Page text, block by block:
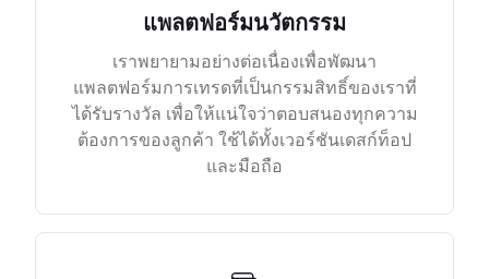
แพลตฟอร์มนวัตกรรม
เราพยายามอย่างต่อเนื่องเพื่อพัฒนา
แพลตฟอร์มการเทรดที่เป็นกรรมสิทธิ์ของเราที่
ได้รับรางวัล เพื่อให้แน่ใจว่าตอบสนองทุกความ
ต้องการของลูกค้า ใช้ได้ทั้งเวอร์ชันเดสก์ท็อป
และมือถือ